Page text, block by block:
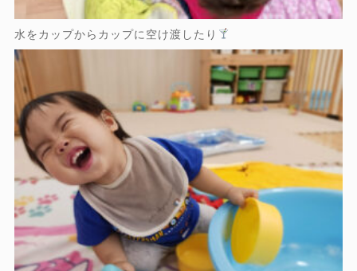
水をカップからカップに空け渡したり